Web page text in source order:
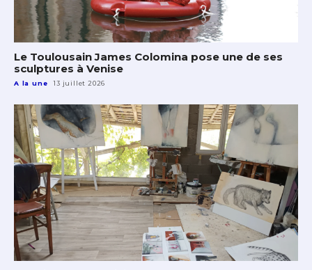
Le Toulousain James Colomina pose une de ses
sculptures à Venise
A la une 13 juillet 2026